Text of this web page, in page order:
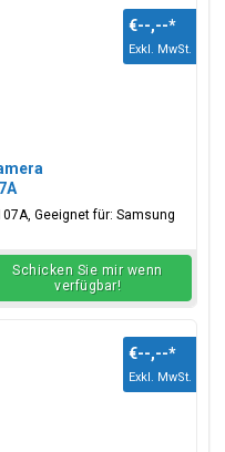
Geeignet für: Samsung
€--,--*
Exkl. MwSt.
Schicken Sie mir wenn
verfügbar!
€--,--*
Exkl. MwSt.